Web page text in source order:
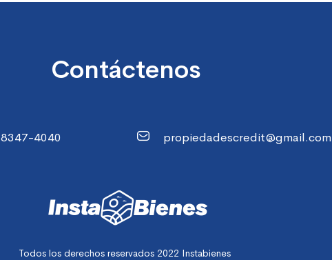
Contáctenos
8347-4040 propiedadescredit@gmail.com
Todos los derechos reservados 2022 Instabienes